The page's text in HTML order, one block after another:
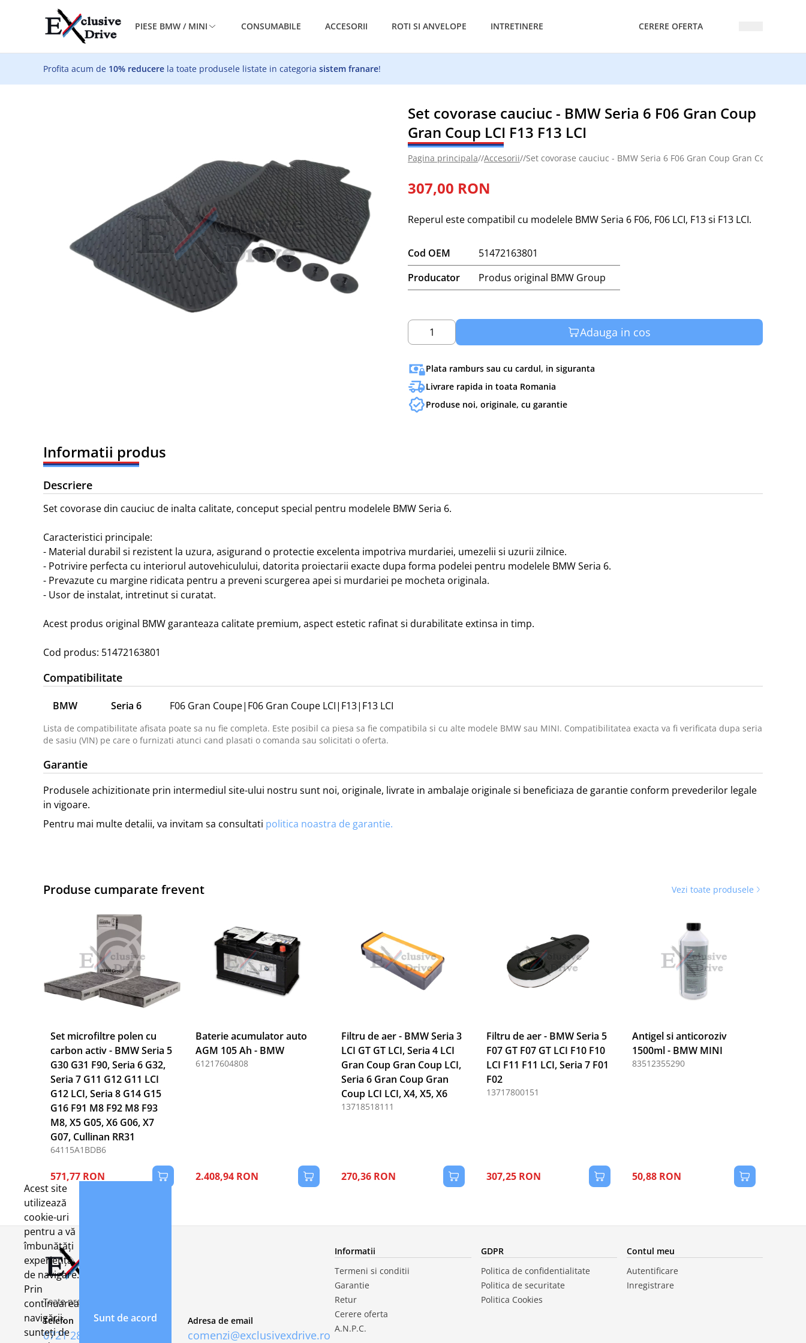
PIESE BMW / MINI CONSUMABILE ACCESORII ROTI SI ANVELOPE INTRETINERE CERERE OFERTA
Profita acum de 10% reducere la toate produsele listate in categoria sistem franare!
Set covorase cauciuc - BMW Seria 6 F06 Gran Coup
Gran Coup LCI F13 F13 LCI
Pagina principala//Accesorii//Set covorase cauciuc - BMW Seria 6 F06 Gran Coup Gran Coup LCI
307,00 RON
Reperul este compatibil cu modelele BMW Seria 6 F06, F06 LCI, F13 si F13 LCI.
Cod OEM
51472163801
Producator
Produs original BMW Group
1 Adauga in cos
Plata ramburs sau cu cardul, in siguranta
Livrare rapida in toata Romania
Produse noi, originale, cu garantie
Informatii produs
Descriere
Set covorase din cauciuc de inalta calitate, conceput special pentru modelele BMW Seria 6.
Caracteristici principale:
- Material durabil si rezistent la uzura, asigurand o protectie excelenta impotriva murdariei, umezelii si uzurii zilnice.
- Potrivire perfecta cu interiorul autovehiculului, datorita proiectarii exacte dupa forma podelei pentru modelele BMW Seria 6.
- Prevazute cu margine ridicata pentru a preveni scurgerea apei si murdariei pe mocheta originala.
- Usor de instalat, intretinut si curatat.
Acest produs original BMW garanteaza calitate premium, aspect estetic rafinat si durabilitate extinsa in timp.
Cod produs: 51472163801
Compatibilitate
BMW Seria 6 F06 Gran Coupe| F06 Gran Coupe LCI| F13| F13 LCI
Lista de compatibilitate afisata poate sa nu fie completa. Este posibil ca piesa sa fie compatibila si cu alte modele BMW sau MINI. Compatibilitatea exacta va fi verificata dupa seria
de sasiu (VIN) pe care o furnizati atunci cand plasati o comanda sau solicitati o oferta.
Garantie
Produsele achizitionate prin intermediul site-ului nostru sunt noi, originale, livrate in ambalaje originale si beneficiaza de garantie conform prevederilor legale
in vigoare.
Pentru mai multe detalii, va invitam sa consultati politica noastra de garantie.
Produse cumparate frevent Vezi toate produsele
Set microfiltre polen cu
carbon activ - BMW Seria 5
G30 G31 F90, Seria 6 G32,
Seria 7 G11 G12 G11 LCI
G12 LCI, Seria 8 G14 G15
G16 F91 M8 F92 M8 F93
M8, X5 G05, X6 G06, X7
G07, Cullinan RR31
64115A1BDB6
571,77 RON
Baterie acumulator auto
AGM 105 Ah - BMW
61217604808
2.408,94 RON
Filtru de aer - BMW Seria 3
LCI GT GT LCI, Seria 4 LCI
Gran Coup Gran Coup LCI,
Seria 6 Gran Coup Gran
Coup LCI LCI, X4, X5, X6
13718518111
270,36 RON
Filtru de aer - BMW Seria 5
F07 GT F07 GT LCI F10 F10
LCI F11 F11 LCI, Seria 7 F01
F02
13717800151
307,25 RON
Antigel si anticoroziv
1500ml - BMW MINI
83512355290
50,88 RON
Toate preturile includ TVA 21%
Telefon
0721 282 092
Adresa de email
comenzi@exclusivexdrive.ro
Informatii
Termeni si conditii
Garantie
Retur
Cerere oferta
A.N.P.C.
GDPR
Politica de confidentialitate
Politica de securitate
Politica Cookies
Contul meu
Autentificare
Inregistrare
Acest site
utilizează
cookie-uri
pentru a vă
îmbunătăți
experiența
de navigare.
Prin
continuarea
navigării,
sunteți de
Sunt de acord